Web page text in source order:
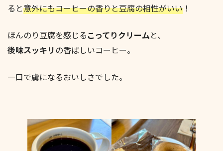
ると意外にもコーヒーの香りと豆腐の相性がいい ！
ほんのり豆腐を感じるこってりクリームと、
後味スッキリの香ばしいコーヒー。
一口で虜になるおいしさでした。